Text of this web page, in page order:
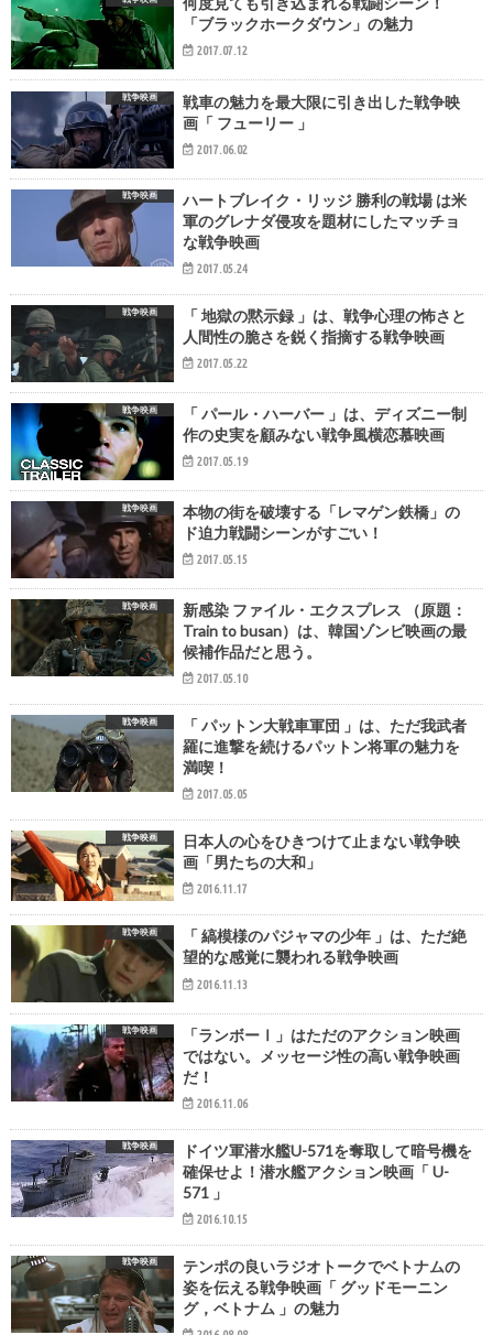
「ブラックホークダウン」の魅力
2017.07.12
戦争映画
戦車の魅力を最大限に引き出した戦争映
画「 フューリー 」
2017.06.02
戦争映画
ハートブレイク・リッジ 勝利の戦場 は米
軍のグレナダ侵攻を題材にしたマッチョ
な戦争映画
2017.05.24
戦争映画
「 地獄の黙示録 」は、戦争心理の怖さと
人間性の脆さを鋭く指摘する戦争映画
2017.05.22
戦争映画
「 パール・ハーバー 」は、ディズニー制
作の史実を顧みない戦争風横恋慕映画
2017.05.19
戦争映画
本物の街を破壊する「レマゲン鉄橋」の
ド迫力戦闘シーンがすごい！
2017.05.15
戦争映画
新感染 ファイル・エクスプレス （原題：
Train to busan）は、韓国ゾンビ映画の最
候補作品だと思う。
2017.05.10
戦争映画
「 パットン大戦車軍団 」は、ただ我武者
羅に進撃を続けるパットン将軍の魅力を
満喫！
2017.05.05
戦争映画
日本人の心をひきつけて止まない戦争映
画「男たちの大和」
2016.11.17
戦争映画
「 縞模様のパジャマの少年 」は、ただ絶
望的な感覚に襲われる戦争映画
2016.11.13
戦争映画
「ランボーⅠ」はただのアクション映画
ではない。メッセージ性の高い戦争映画
だ！
2016.11.06
戦争映画
ドイツ軍潜水艦U-571を奪取して暗号機を
確保せよ！潜水艦アクション映画「 U-
571 」
2016.10.15
戦争映画
テンポの良いラジオトークでベトナムの
姿を伝える戦争映画「 グッドモーニン
グ，ベトナム 」の魅力